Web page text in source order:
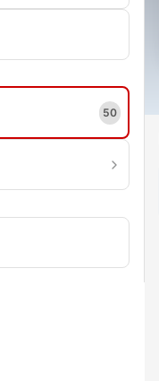
50